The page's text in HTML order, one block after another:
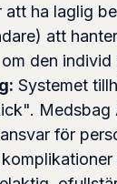
att ha laglig
att
den individ
Systemet
Medsbag
för